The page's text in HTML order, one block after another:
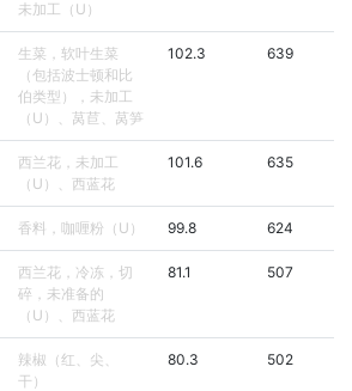
未加工（U）
生菜，软叶生菜
（包括波士顿和比
伯类型），未加工
（U）、莴苣、莴笋
102.3 639
西兰花，未加工
（U）、西蓝花
101.6 635
香料，咖喱粉（U） 99.8 624
西兰花，冷冻，切
碎，未准备的
（U）、西蓝花
81.1 507
辣椒（红、尖、
干）
80.3 502